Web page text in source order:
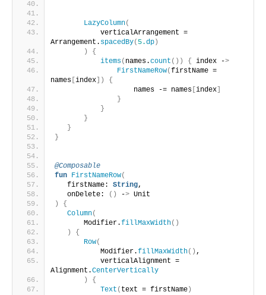
LazyColumn(
           verticalArrangement =
Arrangement. spacedBy( 5.dp )
)
{
items( names.count ()) { index ->
FirstNameRow(firstName =
names index ])
{
                   names -= names
index
}
}
}
}
}
@Composable
fun FirstNameRow(
   firstName:
String,
   onDelete:
() -> Unit
)
{
Column(
       Modifier.
fillMaxWidth()
)
{
Row(
           Modifier.
fillMaxWidth() ,
           verticalAlignment =
Alignment.CenterVertically
)
{
Text ( text = firstName )